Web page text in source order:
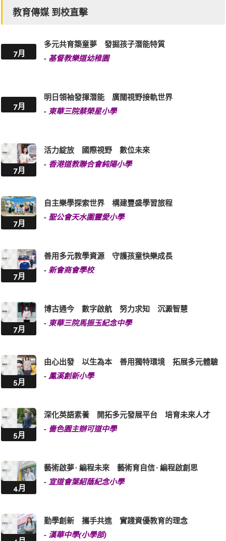
教育傳媒 到校直擊
7月
多元共育築童夢 發掘孩子潛能特質
- 基督教樂道幼稚園
7月
明日領袖發揮潛能 廣闊視野接軌世界
- 東華三院蔡榮星小學
7月
活力綻放 國際視野 數位未來
- 香港道教聯合會純陽小學
7月
自主樂學探索世界 構建豐盛學習旅程
- 聖公會天水圍靈愛小學
7月
善用多元教學資源 守護孩童快樂成長
- 新會商會學校
7月
博古通今 數字啟航 努力求知 沉澱智慧
- 東華三院馬振玉紀念中學
5月
由心出發 以生為本 善用獨特環境 拓展多元體驗
- 鳳溪創新小學
5月
深化英語素養 開拓多元發展平台 培育未來人才
- 嗇色園主辦可道中學
4月
藝術啟夢 · 編程未來 藝術育自信 · 編程啟創思
- 宣道會葉紹蔭紀念小學
勤學創新 攜手共進 實踐資優教育的理念
- 漢華中學(小學部)